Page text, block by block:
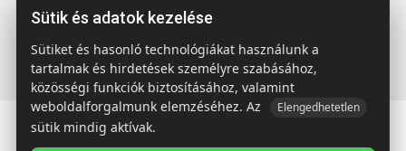
Főoldal Termékek Wellness & Ápolás
Meleg/hideg párna
Sütik és adatok kezelése
Sütiket és hasonló technológiákat használunk a
tartalmak és hirdetések személyre szabásához,
közösségi funkciók biztosításához, valamint
weboldalforgalmunk elemzéséhez. Az
Elengedhetetlen
sütik mindig aktívak.